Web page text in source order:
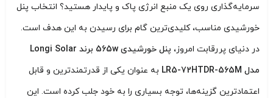
سرمایه‌گذاری روی یک منبع انرژی پاک و پایدار هستید؟ انتخاب پنل
خورشیدی مناسب، کلیدی‌ترین گام برای رسیدن به این هدف است.
در دنیای پررقابت امروز،
پنل خورشیدی 565w برند Longi Solar
مدل LR5-72HTDR-565M
به عنوان یکی از قدرتمندترین و قابل
اعتمادترین گزینه‌ها، توجه بسیاری را به خود جلب کرده است. این